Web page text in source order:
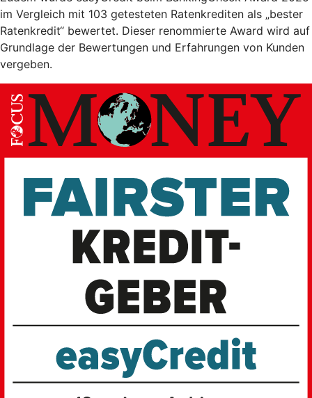
im Vergleich mit 103 getesteten Ratenkrediten als „bester
Ratenkredit“ bewertet. Dieser renommierte Award wird auf
Grundlage der Bewertungen und Erfahrungen von Kunden
vergeben.